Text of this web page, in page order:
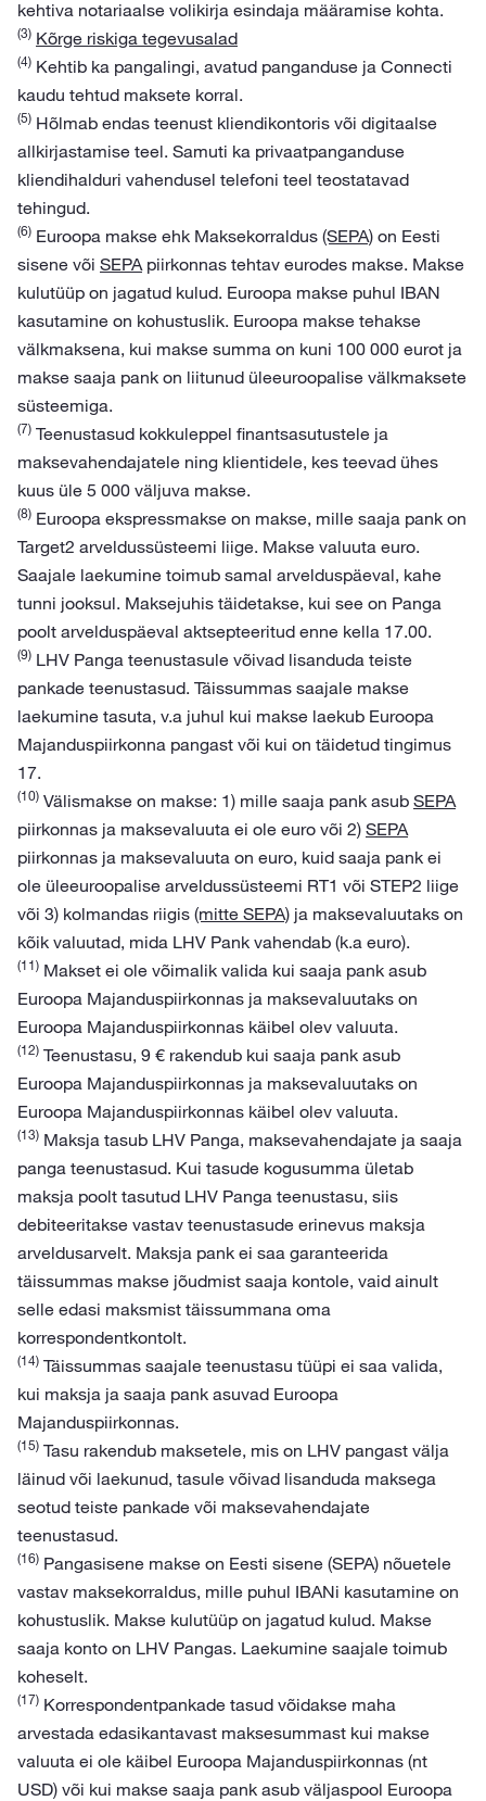
kehtiva notariaalse volikirja esindaja määramise kohta.
(3) Kõrge riskiga tegevusalad
(4) Kehtib ka pangalingi, avatud panganduse ja Connecti
kaudu tehtud maksete korral.
(5) Hõlmab endas teenust kliendikontoris või digitaalse
allkirjastamise teel. Samuti ka privaatpanganduse
kliendihalduri vahendusel telefoni teel teostatavad
tehingud.
(6) Euroopa makse ehk Maksekorraldus (SEPA) on Eesti
sisene või SEPApiirkonnas tehtav eurodes makse. Makse
kulutüüp on jagatud kulud. Euroopa makse puhul IBAN
kasutamine on kohustuslik. Euroopa makse tehakse
välkmaksena, kui makse summa on kuni 100 000 eurot ja
makse saaja pank on liitunud üleeuroopalise välkmaksete
süsteemiga.
(7) Teenustasud kokkuleppel finantsasutustele ja
maksevahendajatele ning klientidele, kes teevad ühes
kuus üle 5 000 väljuva makse.
(8) Euroopa ekspressmakse on makse, mille saaja pank on
Target2 arveldussüsteemi liige. Makse valuuta euro.
Saajale laekumine toimub samal arvelduspäeval, kahe
tunni jooksul. Maksejuhis täidetakse, kui see on Panga
poolt arvelduspäeval aktsepteeritud enne kella 17.00.
(9) LHV Panga teenustasule võivad lisanduda teiste
pankade teenustasud. Täissummas saajale makse
laekumine tasuta, v.a juhul kui makse laekub Euroopa
Majanduspiirkonna pangast või kui on täidetud tingimus
17.
(10) Välismakse on makse: 1) mille saaja pank asub SEPA
piirkonnas ja maksevaluuta ei ole euro või 2) SEPA
piirkonnas ja maksevaluuta on euro, kuid saaja pank ei
ole üleeuroopalise arveldussüsteemi RT1 või STEP2 liige
või 3) kolmandas riigis (mitte SEPA) ja maksevaluutaks on
kõik valuutad, mida LHV Pank vahendab (k.a euro).
(11) Makset ei ole võimalik valida kui saaja pank asub
Euroopa Majanduspiirkonnas ja maksevaluutaks on
Euroopa Majanduspiirkonnas käibel olev valuuta.
(12) Teenustasu, 9 € rakendub kui saaja pank asub
Euroopa Majanduspiirkonnas ja maksevaluutaks on
Euroopa Majanduspiirkonnas käibel olev valuuta.
(13) Maksja tasub LHV Panga, maksevahendajate ja saaja
panga teenustasud. Kui tasude kogusumma ületab
maksja poolt tasutud LHV Panga teenustasu, siis
debiteeritakse vastav teenustasude erinevus maksja
arveldusarvelt. Maksja pank ei saa garanteerida
täissummas makse jõudmist saaja kontole, vaid ainult
selle edasi maksmist täissummana oma
korrespondentkontolt.
(14) Täissummas saajale teenustasu tüüpi ei saa valida,
kui maksja ja saaja pank asuvad Euroopa
Majanduspiirkonnas.
(15) Tasu rakendub maksetele, mis on LHV pangast välja
läinud või laekunud, tasule võivad lisanduda maksega
seotud teiste pankade või maksevahendajate
teenustasud.
(16) Pangasisene makse on Eesti sisene (SEPA) nõuetele
vastav maksekorraldus, mille puhul IBANi kasutamine on
kohustuslik. Makse kulutüüp on jagatud kulud. Makse
saaja konto on LHV Pangas. Laekumine saajale toimub
koheselt.
(17) Korrespondentpankade tasud võidakse maha
arvestada edasikantavast maksesummast kui makse
valuuta ei ole käibel Euroopa Majanduspiirkonnas (nt
USD) või kui makse saaja pank asub väljaspool Euroopa